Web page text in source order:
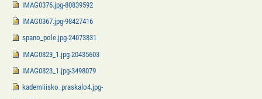
IMAG0376.jpg-80839592
IMAG0367.jpg-98427416
spano_pole.jpg-24073831
IMAG0823_1.jpg-20435603
IMAG0823_1.jpg-3498079
kademliisko_praskalo4.jpg-